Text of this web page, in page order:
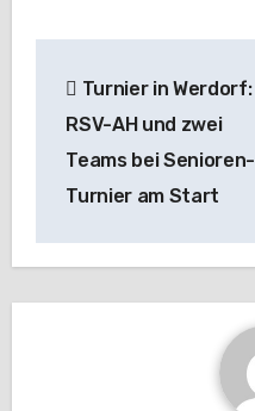
Turnier in Werdorf:
RSV-AH und zwei
Teams bei Senioren-
Turnier am Start